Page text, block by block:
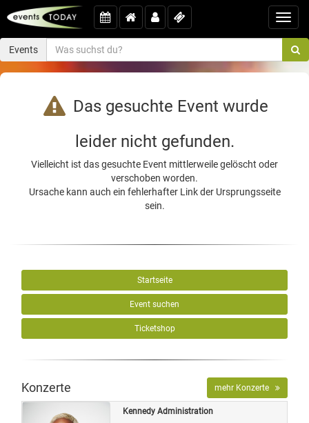
Events
Das gesuchte Event wurde
leider nicht gefunden.
Vielleicht ist das gesuchte Event mittlerweile gelöscht oder
verschoben worden.
Ursache kann auch ein fehlerhafter Link der Ursprungsseite
sein.
Startseite
Event suchen
Ticketshop
Konzerte mehr Konzerte
Kennedy Administration